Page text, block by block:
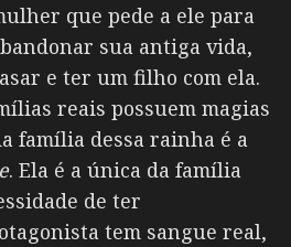
que pede a ele para
sua antiga vida,
e ter um filho com ela.
reais possuem magias
família dessa rainha é a
. Ela é a única da família
de ter
tem sangue real,